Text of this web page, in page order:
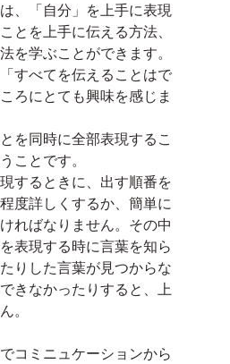
、「自分」を上手に表現
とを上手に伝える方法、
を学ぶことができます。
すべてを伝えることはで
ろにとても興味を感じま
を同時に全部表現するこ
ことです。
するときに、出す順番を
度詳しくするか、簡単に
ればなりません。その中
表現する時に言葉を知ら
りした言葉が見つからな
きなかったりすると、上
。
コミニュケーションから